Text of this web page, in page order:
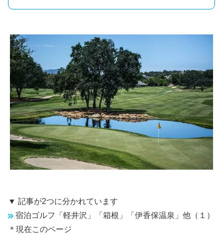
▼ 記事が2つに分かれています
宿泊ゴルフ「軽井沢」「箱根」「伊香保温泉」他（１）
＊現在このページ